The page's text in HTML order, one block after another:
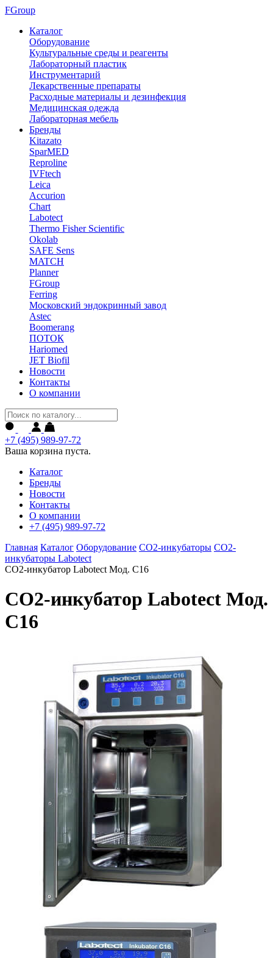
FGroup
Каталог
Оборудование
Культуральные среды и реагенты
Лабораторный пластик
Инструментарий
Лекарственные препараты
Расходные материалы и дезинфекция
Медицинская одежда
Лабораторная мебель
Бренды
Kitazato
SparMED
Reproline
IVFtech
Leica
Accurion
Chart
Labotect
Thermo Fisher Scientific
Okolab
SAFE Sens
MATCH
Planner
FGroup
Ferring
Московский эндокринный завод
Astec
Boomerang
ПОТОК
Hariomed
JET Biofil
Новости
Контакты
О компании
+7 (495) 989-97-72
Ваша корзина пуста.
Каталог
Бренды
Новости
Контакты
О компании
+7 (495) 989-97-72
Главная Каталог Оборудование CO2-инкубаторы CO2-
инкубаторы Labotect
CO2-инкубатор Labotect Мод. С16
CO2-инкубатор Labotect Мод.
С16